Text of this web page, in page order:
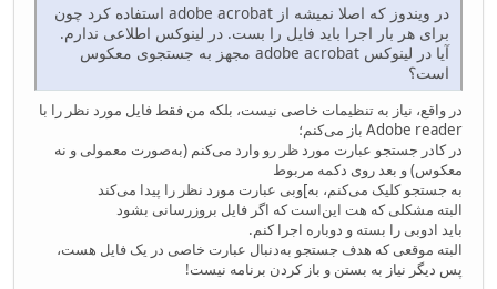
در ویندوز که اصلا نمیشه از adobe acrobat استفاده کرد چون
برای هر بار اجرا باید فایل را بست. در لینوکس اطلاعی ندارم.
آیا در لینوکس adobe acrobat مجهز به جستجوی معکوس
است؟
در واقع، نیاز به تنظیمات خاصی نیست، بلکه من فقط فایل مورد نظر را با
Adobe reader باز می‌کنم؛
در کادر جستجو عبارت مورد ظر رو وارد می‌کنم (به‌صورت معمولی و نه
معکوس) و بعد روی دکمه مربوط
به جستجو کلیک می‌کنم، به‌]وبی عبارت مورد نظر را پیدا می‌کند
البته مشکلی که هت این‌است که اگر فایل بروزرسانی بشود
باید ادوبی را بسته و دوباره اجرا کنم.
البته موقعی که هدف جستجو به‌دنبال عبارت خاصی در یک فایل هست،
پس دیگر نیاز به بستن و باز کردن برنامه نیست!